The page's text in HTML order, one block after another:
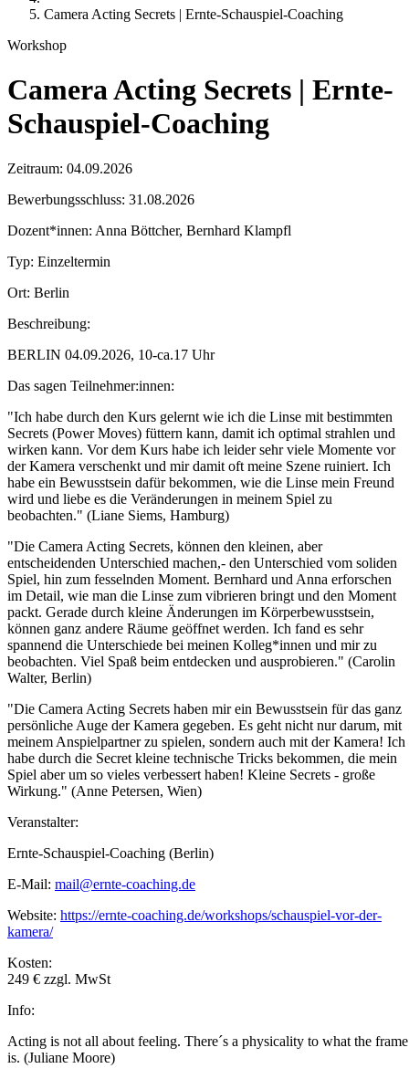
Camera Acting Secrets | Ernte-Schauspiel-Coaching
Workshop
Camera Acting Secrets | Ernte-
Schauspiel-Coaching
Zeitraum: 04.09.2026
Bewerbungsschluss: 31.08.2026
Dozent*innen: Anna Böttcher, Bernhard Klampfl
Typ: Einzeltermin
Ort: Berlin
Beschreibung:
BERLIN 04.09.2026, 10-ca.17 Uhr
Das sagen Teilnehmer:innen:
"Ich habe durch den Kurs gelernt wie ich die Linse mit bestimmten
Secrets (Power Moves) füttern kann, damit ich optimal strahlen und
wirken kann. Vor dem Kurs habe ich leider sehr viele Momente vor
der Kamera verschenkt und mir damit oft meine Szene ruiniert. Ich
habe ein Bewusstsein dafür bekommen, wie die Linse mein Freund
wird und liebe es die Veränderungen in meinem Spiel zu
beobachten." (Liane Siems, Hamburg)
"Die Camera Acting Secrets, können den kleinen, aber
entscheidenden Unterschied machen,- den Unterschied vom soliden
Spiel, hin zum fesselnden Moment. Bernhard und Anna erforschen
im Detail, wie man die Linse zum vibrieren bringt und den Moment
packt. Gerade durch kleine Änderungen im Körperbewusstsein,
können ganz andere Räume geöffnet werden. Ich fand es sehr
spannend die Unterschiede bei meinen Kolleg*innen und mir zu
beobachten. Viel Spaß beim entdecken und ausprobieren." (Carolin
Walter, Berlin)
"Die Camera Acting Secrets haben mir ein Bewusstsein für das ganz
persönliche Auge der Kamera gegeben. Es geht nicht nur darum, mit
meinem Anspielpartner zu spielen, sondern auch mit der Kamera! Ich
habe durch die Secret kleine technische Tricks bekommen, die mein
Spiel aber um so vieles verbessert haben! Kleine Secrets - große
Wirkung." (Anne Petersen, Wien)
Veranstalter:
Ernte-Schauspiel-Coaching (Berlin)
E-Mail: mail@ernte-coaching.de
Website: https://ernte-coaching.de/workshops/schauspiel-vor-der-
kamera/
Kosten:
249 € zzgl. MwSt
Info:
Acting is not all about feeling. There´s a physicality to what the frame
is. (Juliane Moore)